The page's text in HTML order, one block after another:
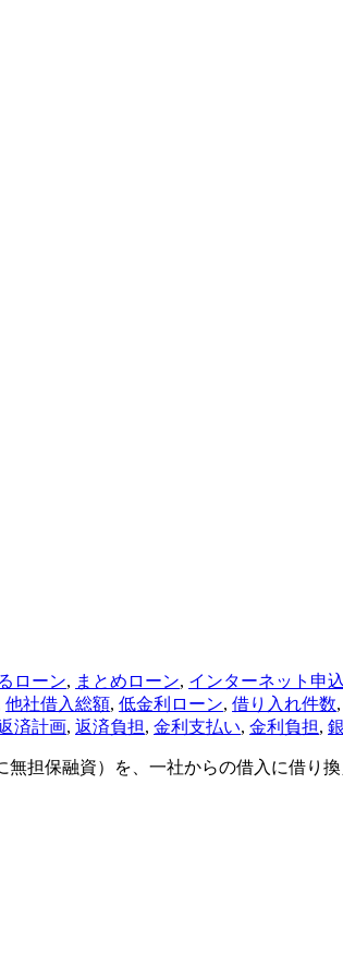
ローン, まとめローン, インターネット申
他社借入総額, 低金利ローン, 借り入れ件数,
済計画, 返済負担, 金利支払い, 金利負担,
担保融資）を、一社からの借入に借り